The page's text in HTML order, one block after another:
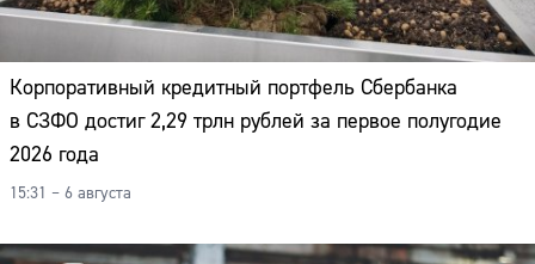
Корпоративный кредитный портфель Сбербанка
в СЗФО достиг 2,29 трлн рублей за первое полугодие
2026 года
15:31 – 6 августа